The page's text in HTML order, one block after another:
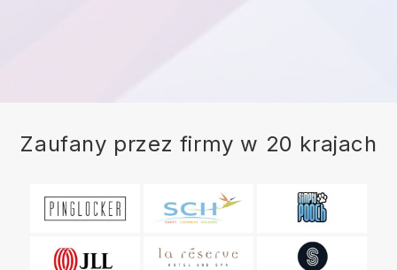
Zaufany przez firmy w 20 krajach